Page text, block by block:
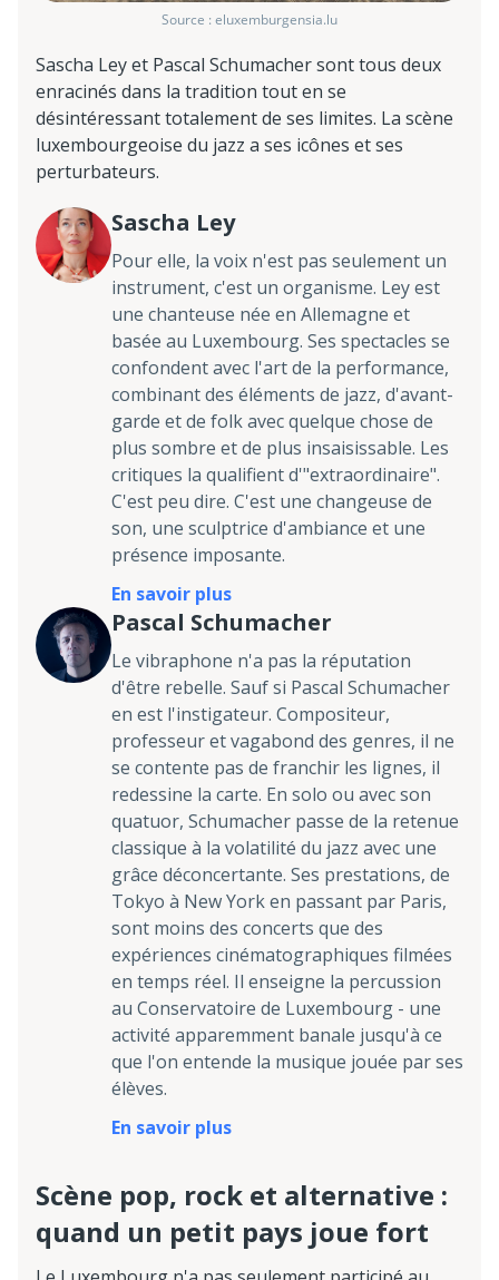
Source : eluxemburgensia.lu
Sascha Ley et Pascal Schumacher sont tous deux
enracinés dans la tradition tout en se
désintéressant totalement de ses limites. La scène
luxembourgeoise du jazz a ses icônes et ses
perturbateurs.
Sascha Ley
Pour elle, la voix n'est pas seulement un
instrument, c'est un organisme. Ley est
une chanteuse née en Allemagne et
basée au Luxembourg. Ses spectacles se
confondent avec l'art de la performance,
combinant des éléments de jazz, d'avant-
garde et de folk avec quelque chose de
plus sombre et de plus insaisissable. Les
critiques la qualifient d'"extraordinaire".
C'est peu dire. C'est une changeuse de
son, une sculptrice d'ambiance et une
présence imposante.
En savoir plus
Pascal Schumacher
Le vibraphone n'a pas la réputation
d'être rebelle. Sauf si Pascal Schumacher
en est l'instigateur. Compositeur,
professeur et vagabond des genres, il ne
se contente pas de franchir les lignes, il
redessine la carte. En solo ou avec son
quatuor, Schumacher passe de la retenue
classique à la volatilité du jazz avec une
grâce déconcertante. Ses prestations, de
Tokyo à New York en passant par Paris,
sont moins des concerts que des
expériences cinématographiques filmées
en temps réel. Il enseigne la percussion
au Conservatoire de Luxembourg - une
activité apparemment banale jusqu'à ce
que l'on entende la musique jouée par ses
élèves.
En savoir plus
Scène pop, rock et alternative :
quand un petit pays joue fort